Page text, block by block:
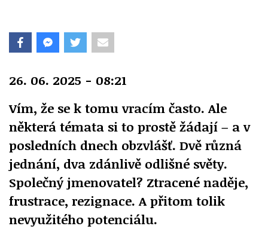
26. 06. 2025 - 08:21
Vím, že se k tomu vracím často. Ale
některá témata si to prostě žádají – a v
posledních dnech obzvlášť. Dvě různá
jednání, dva zdánlivě odlišné světy.
Společný jmenovatel? Ztracené naděje,
frustrace, rezignace. A přitom tolik
nevyužitého potenciálu.